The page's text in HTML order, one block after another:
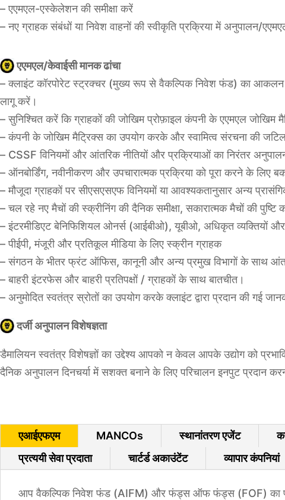
– एएमएल-एस्केलेशन की समीक्षा करें
– नए ग्राहक संबंधों या निवेश वाहनों की स्वीकृति प्रक्रिया में अनुपालन/
एएमएल/केवाईसी मानक ढांचा
– क्लाइंट कॉरपोरेट स्ट्रक्चर (मुख्य रूप से वैकल्पिक निवेश फंड) का आकलन
लागू करें।
– सुनिश्चित करें कि ग्राहकों की जोखिम प्रोफ़ाइल कंपनी के एएमएल
– कंपनी के जोखिम मैट्रिक्स का उपयोग करके और स्वामित्व संरचना की
– CSSF विनियमों और आंतरिक नीतियों और प्रक्रियाओं का निरंतर
– ऑनबोर्डिंग, नवीनीकरण और उपचारात्मक प्रक्रिया को पूरा करने के लिए
– मौजूदा ग्राहकों पर सीएसएसएफ विनियमों या आवश्यकतानुसार अन्य
– चल रहे नए मैचों की स्क्रीनिंग की दैनिक समीक्षा, सकारात्मक मैचों की
– इंटरमीडिएट बेनिफिशियल ओनर्स (आईबीओ), यूबीओ, अधिकृत व्यक्तियों और
– पीईपी, मंजूरी और प्रतिकूल मीडिया के लिए स्क्रीन ग्राहक
– संगठन के भीतर फ्रंट ऑफिस, कानूनी और अन्य प्रमुख विभागों के साथ
– बाहरी इंटरफेस और बाहरी प्रतिपक्षों / ग्राहकों के साथ बातचीत।
– अनुमोदित स्वतंत्र स्रोतों का उपयोग करके क्लाइंट द्वारा प्रदान की गई
दर्जी अनुपालन विशेषज्ञता
डैमालियन स्वतंत्र विशेषज्ञों का उद्देश्य आपको न केवल आपके उद्योग को
दैनिक अनुपालन दिनचर्या में सशक्त बनाने के लिए परिचालन इनपुट प्रदान
एआईएफएम MANCOs स्थानांतरण एजेंट
प्रत्ययी सेवा प्रदाता
चार्टर्ड अकाउंटेंट व्यापार कंपनियां
आप वैकल्पिक निवेश फंड (AIFM) और फंड्स ऑफ फंड्स (FOF) का